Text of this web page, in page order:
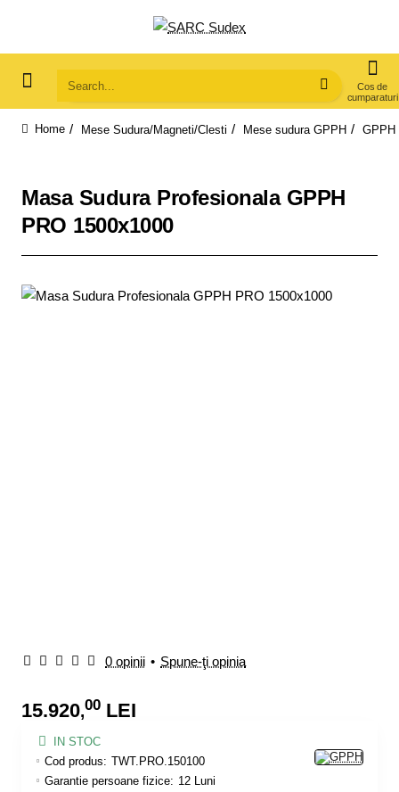
Search...
Mese Sudura/Magneti/Clesti Mese sudura GPPH GPPH
Masa Sudura Profesionala GPPH
PRO 1500x1000
0 opinii • Spune-ţi opinia
15.920,00 LEI
IN STOC
Cod produs: TWT.PRO.150100
Garantie persoane fizice: 12 Luni